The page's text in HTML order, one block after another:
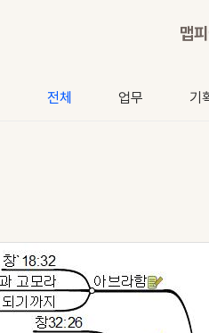
맵
전체 업무 기